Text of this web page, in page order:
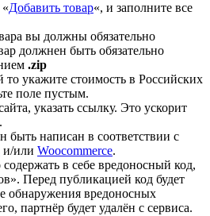
Добавить товар«, и заполните все
вы должны обязательно
должнен быть обязательно
.zip
то укажите стоимость в Российских
поле пустым.
указать ссылку. Это ускорит
быть написан в соответствии с
и/или Woocommerce.
в себе вредоносный код,
Перед публикацией код будет
обнаружения вредоносных
партнёр будет удалён с сервиса.